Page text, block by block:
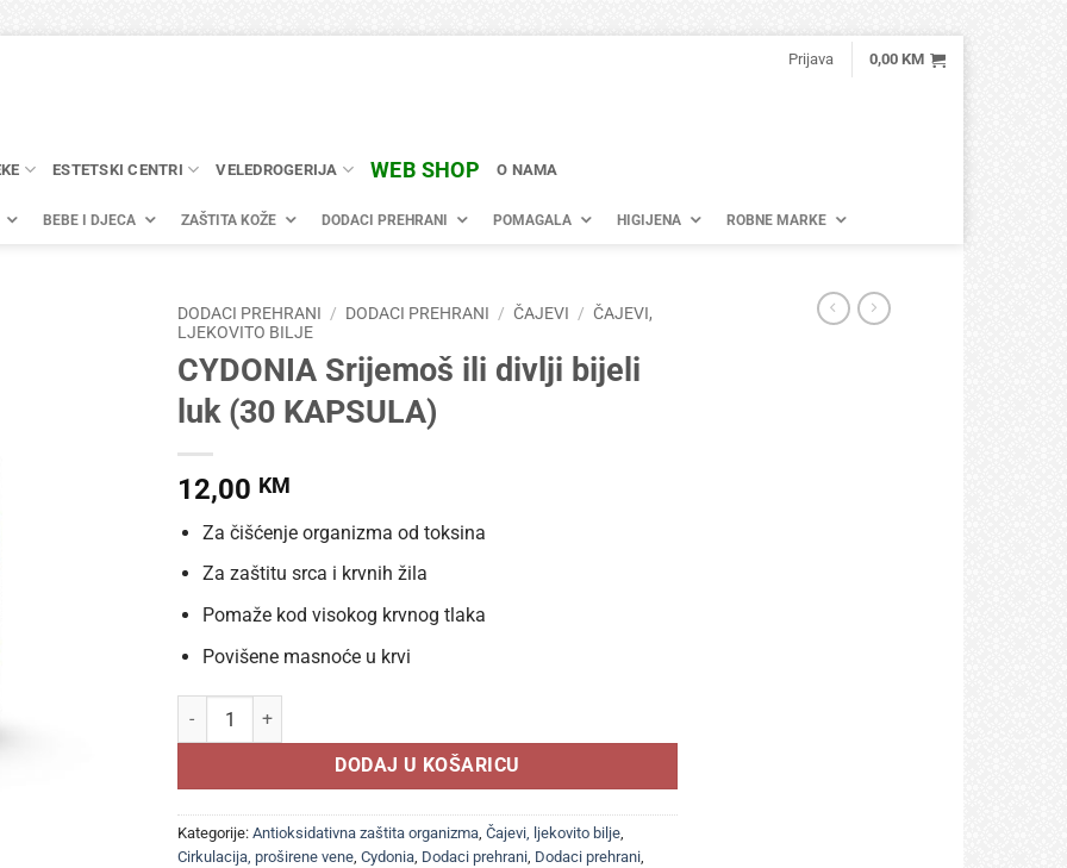
Prijava 0,00 KM
ESTETSKI CENTRI VELEDROGERIJA WEB SHOP O NAMA
BEBE I DJECA ZAŠTITA KOŽE DODACI PREHRANI POMAGALA HIGIJENA ROBNE MARKE
DODACI PREHRANI / DODACI PREHRANI / ČAJEVI / ČAJEVI,
LJEKOVITO BILJE
CYDONIA Srijemoš ili divlji bijeli
luk (30 KAPSULA)
12,00 KM
Za čišćenje organizma od toksina
Za zaštitu srca i krvnih žila
Pomaže kod visokog krvnog tlaka
Povišene masnoće u krvi
CYDONIA Srijemoš ili divlji bijeli luk (30 KAPSULA) količina
DODAJ U KOŠARICU
Kategorije: Antioksidativna zaštita organizma, Čajevi, ljekovito bilje,
Cirkulacija, proširene vene, Cydonia, Dodaci prehrani, Dodaci prehrani,